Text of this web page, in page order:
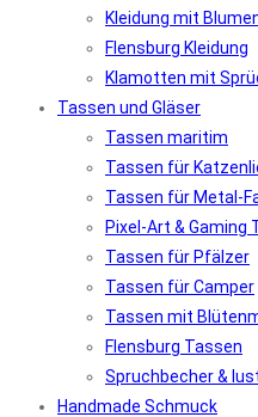
Kleidung mit
Flensburg Kleidung
Klamotten mit
Tassen und Gläser
Tassen maritim
Tassen für
Tassen für Metal-
Pixel-Art & Gaming
Tassen für Pfälzer
Tassen für Camper
Tassen mit
Flensburg Tassen
Spruchbecher &
Handmade Schmuck